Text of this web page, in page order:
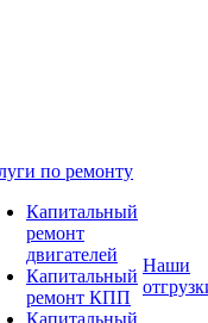
по ремонту
Капитальный
ремонт
двигателей
Капитальный
ремонт КПП
Капитальный
Наши